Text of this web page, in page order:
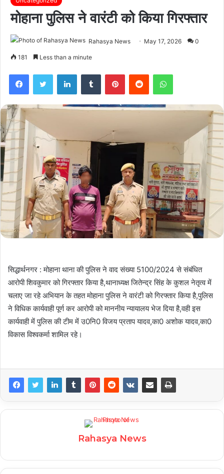
मोहाना पुलिस ने वारंटी को किया गिरफ्तार
Rahasya News May 17, 2026 0
181 Less than a minute
FacebookTwitter LinkedInTumblr PinterestReddit WhatsApp
सिद्धार्थनगर : मोहाना थाना की पुलिस ने वाद संख्या 5100/2024 से संबंधित
आरोपी शिवकुमार को गिरफ्तार किया है,थानाध्यक्ष जितेन्द्र सिंह के कुशल नेतृत्व में
चलाए जा रहे अभियान के तहत मोहाना पुलिस ने वारंटी को गिरफ्तार किया है,पुलिस
ने विधिक कार्यवाही पूर्ण कर आरोपी को माननीय न्यायालय भेज दिया है,वही इस
कार्यवाही में पुलिस की टीम में उ0नि0 विजय प्रताप यादव,का0 अशोक यादव,का0
विकास विश्वकर्मा शामिल रहे।
Rahasya News